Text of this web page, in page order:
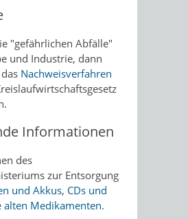
"gefährlichen Abfälle"
und Industrie, dann
Nachweisverfahren
Informationen
des
zur Entsorgung
und Akkus, CDs und
alten Medikamenten.